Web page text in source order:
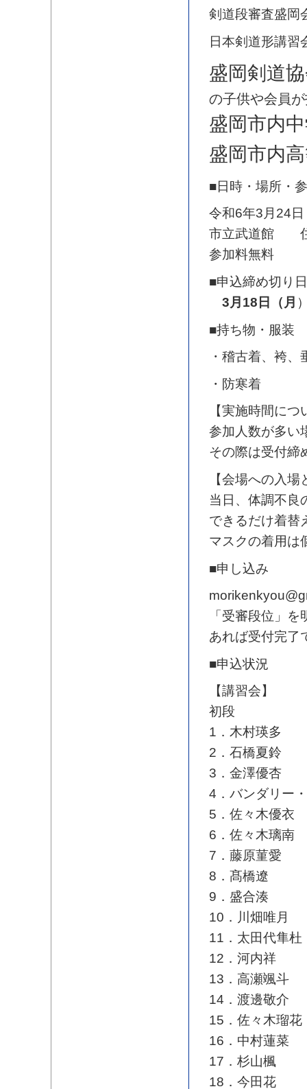
剣道段審査盛岡
日本剣道形講習
盛岡剣道
の子供や会員
盛岡市内
盛岡市内
■日時・場所・
令和6年3月24
市立武道館 住
参加料無料
■申込締め切り日
3月18日（月
■持ち物・服装
・稽古着、袴
・防寒着
【実施時間につ
参加人数が多い
その際は受付締
【会場への入
当日、体調不良
できるだけ着替
マスクの着用は
■申し込み
「受審段位」
あれば受付完了
■申込状況
【講習会】
初段
1．木村瑛多
2．石橋夏鈴
3．金澤優杏
4．バンダリー
5．佐々木優衣
6．佐々木璃南
7．藤原菫愛
8．髙橋遼
9．盛合湊
10．川畑唯月
11．太田代隼杜
12．河内祥
13．高瀬颯斗
14．渡邊敬介
15．佐々木瑠花
16．中村蓮菜
17．杉山楓
18．今田花